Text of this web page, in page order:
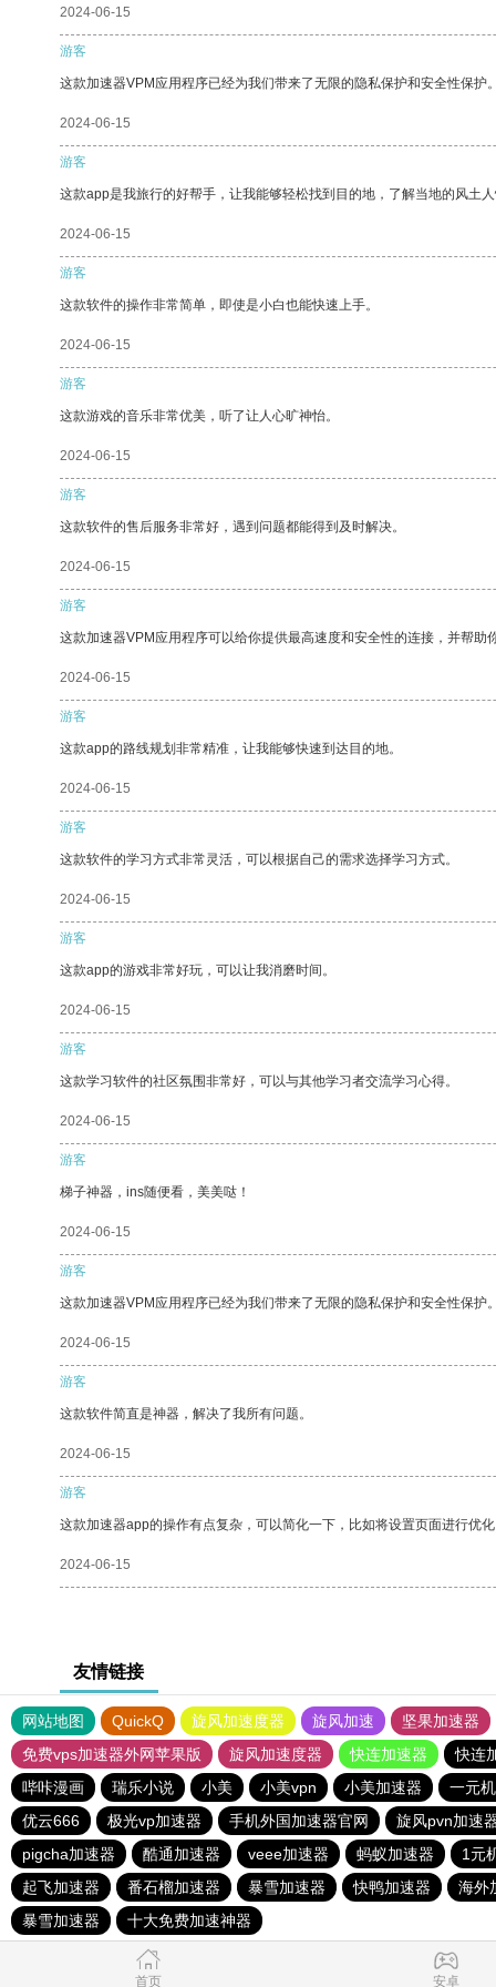
2024-06-15
游客
这款加速器VPM应用程序已经为我们带来了无限的隐私保护和安全性保护
2024-06-15
游客
这款app是我旅行的好帮手，让我能够轻松找到目的地，了解当地的风土
2024-06-15
游客
这款软件的操作非常简单，即使是小白也能快速上手。
2024-06-15
游客
这款游戏的音乐非常优美，听了让人心旷神怡。
2024-06-15
游客
这款软件的售后服务非常好，遇到问题都能得到及时解决。
2024-06-15
游客
这款加速器VPM应用程序可以给你提供最高速度和安全性的连接，并帮助
2024-06-15
游客
这款app的路线规划非常精准，让我能够快速到达目的地。
2024-06-15
游客
这款软件的学习方式非常灵活，可以根据自己的需求选择学习方式。
2024-06-15
游客
这款app的游戏非常好玩，可以让我消磨时间。
2024-06-15
游客
这款学习软件的社区氛围非常好，可以与其他学习者交流学习心得。
2024-06-15
游客
梯子神器，ins随便看，美美哒！
2024-06-15
游客
这款加速器VPM应用程序已经为我们带来了无限的隐私保护和安全性保护
2024-06-15
游客
这款软件简直是神器，解决了我所有问题。
2024-06-15
游客
这款加速器app的操作有点复杂，可以简化一下，比如将设置页面进行优
2024-06-15
友情链接
网站地图 QuickQ 旋风加速度器 旋风加速
坚果加速器
免费vps加速器外网苹果版
旋风加速度器 快连加速器
快连
哔咔漫画
瑞乐小说 小美 小美vpn 小美加速器
一元
优云666
极光vp加速器 手机外国加速器官网
旋风pvn加速
pigcha加速器
酷通加速器 veee加速器 蚂蚁加速器
1元
起飞加速器
番石榴加速器 暴雪加速器 快鸭加速器
海外
暴雪加速器
十大免费加速神器
首页 安卓